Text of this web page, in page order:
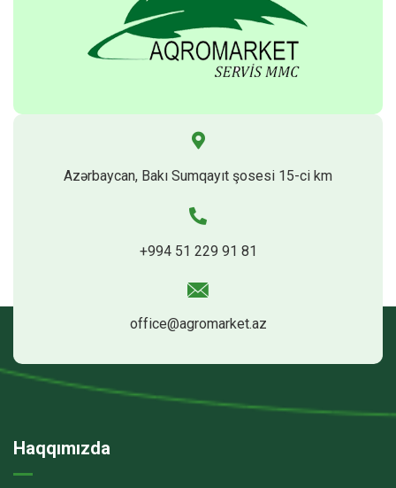
Azərbaycan, Bakı Sumqayıt şosesi 15-ci km
+994 51 229 91 81
office@agromarket.az
Haqqımızda